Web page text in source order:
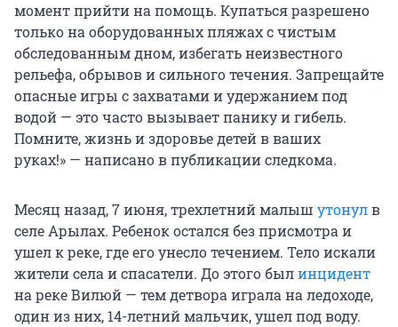
момент прийти на помощь. Купаться разрешено
только на оборудованных пляжах с чистым
обследованным дном, избегать неизвестного
рельефа, обрывов и сильного течения. Запрещайте
опасные игры с захватами и удержанием под
водой — это часто вызывает панику и гибель.
Помните, жизнь и здоровье детей в ваших
руках!» — написано в публикации следкома.
Месяц назад, 7 июня, трехлетний малыш утонулв
селе Арылах. Ребенок остался без присмотра и
ушел к реке, где его унесло течением. Тело искали
жители села и спасатели. До этого былинцидент
на реке Вилюй — тем детвора играла на ледоходе,
один из них, 14-летний мальчик, ушел под воду.